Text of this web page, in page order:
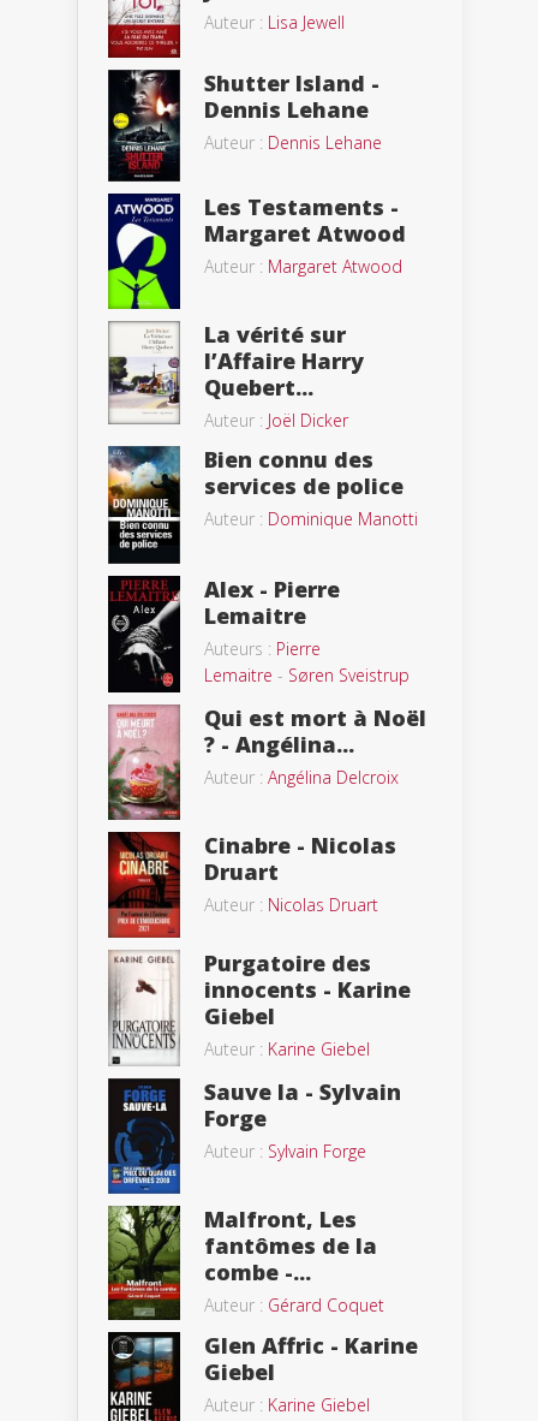
Auteur : Lisa Jewell
Shutter Island -
Dennis Lehane
Auteur : Dennis Lehane
Les Testaments -
Margaret Atwood
Auteur : Margaret Atwood
La vérité sur
l’Affaire Harry
Quebert...
Auteur : Joël Dicker
Bien connu des
services de police
Auteur : Dominique Manotti
Alex - Pierre
Lemaitre
Auteurs : Pierre
Lemaitre - Søren Sveistrup
Qui est mort à Noël
? - Angélina...
Auteur : Angélina Delcroix
Cinabre - Nicolas
Druart
Auteur : Nicolas Druart
Purgatoire des
innocents - Karine
Giebel
Auteur : Karine Giebel
Sauve la - Sylvain
Forge
Auteur : Sylvain Forge
Malfront, Les
fantômes de la
combe -...
Auteur : Gérard Coquet
Glen Affric - Karine
Giebel
Auteur : Karine Giebel